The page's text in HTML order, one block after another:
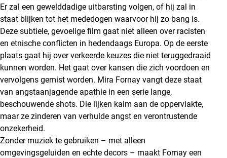
Er zal een gewelddadige uitbarsting volgen, of hij zal in
staat blijken tot het mededogen waarvoor hij zo bang is.
Deze subtiele, gevoelige film gaat niet alleen over racisten
en etnische conflicten in hedendaags Europa. Op de eerste
plaats gaat hij over verkeerde keuzes die niet teruggedraaid
kunnen worden. Het gaat over kansen die zich voordoen en
vervolgens gemist worden. Mira Fornay vangt deze staat
van angstaanjagende apathie in een serie lange,
beschouwende shots. Die lijken kalm aan de oppervlakte,
maar ze zinderen van verhulde angst en verontrustende
onzekerheid.
Zonder muziek te gebruiken – met alleen
omgevingsgeluiden en echte decors – maakt Fornay een